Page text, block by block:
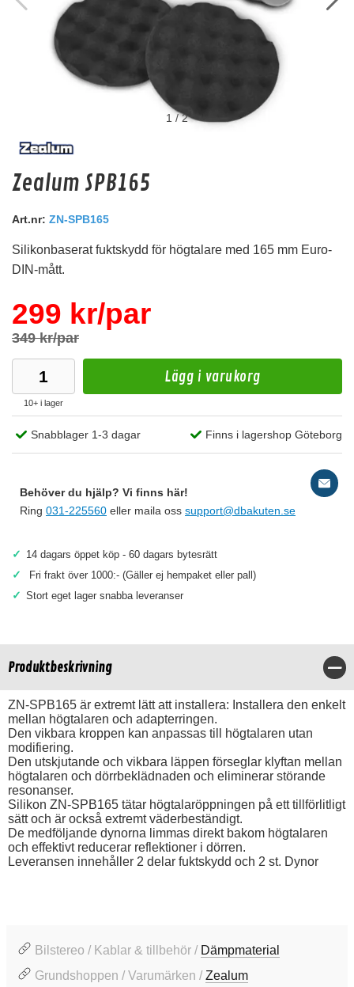
Distansring till Renault
Snabblager 1-3 dagar
249 kr
1 /2
Zealum SPB165
Art.nr: ZN-SPB165
Silikonbaserat fuktskydd för högtalare med 165 mm Euro-
DIN-mått.
299 kr/par
349 kr/par
10+ i lager
Lägg i varukorg
Snabblager 1-3 dagar Finns i lagershop Göteborg
Behöver du hjälp? Vi finns här!
Ring 031-225560 eller maila oss support@dbakuten.se
✓ 14 dagars öppet köp - 60 dagars bytesrätt
✓ Fri frakt över 1000:- (Gäller ej hempaket eller pall)
✓ Stort eget lager snabba leveranser
Produktbeskrivning
ZN-SPB165 är extremt lätt att installera: Installera den enkelt
mellan högtalaren och adapterringen.
Den vikbara kroppen kan anpassas till högtalaren utan
modifiering.
Den utskjutande och vikbara läppen förseglar klyftan mellan
högtalaren och dörrbeklädnaden och eliminerar störande
resonanser.
Silikon ZN-SPB165 tätar högtalaröppningen på ett tillförlitligt
sätt och är också extremt väderbeständigt.
De medföljande dynorna limmas direkt bakom högtalaren
och effektivt reducerar reflektioner i dörren.
Leveransen innehåller 2 delar fuktskydd och 2 st. Dynor
Bilstereo / Kablar & tillbehör / Dämpmaterial
Grundshoppen / Varumärken /Zealum